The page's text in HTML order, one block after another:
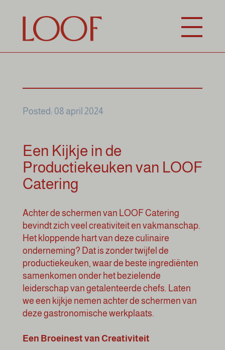
Posted: 08 april 2024
Een Kijkje in de
Productiekeuken van LOOF
Catering
Achter de schermen van LOOF Catering
bevindt zich veel creativiteit en vakmanschap.
Het kloppende hart van deze culinaire
onderneming? Dat is zonder twijfel de
productiekeuken, waar de beste ingrediënten
samenkomen onder het bezielende
leiderschap van getalenteerde chefs. Laten
we een kijkje nemen achter de schermen van
deze gastronomische werkplaats.
Een Broeinest van Creativiteit